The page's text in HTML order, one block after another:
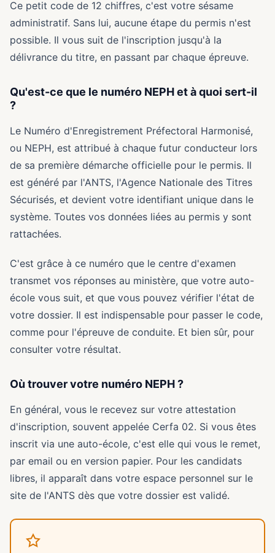
Ce petit code de 12 chiffres, c'est votre sésame
administratif. Sans lui, aucune étape du permis n'est
possible. Il vous suit de l'inscription jusqu'à la
délivrance du titre, en passant par chaque épreuve.
Qu'est-ce que le numéro NEPH et à quoi sert-il
?
Le Numéro d'Enregistrement Préfectoral Harmonisé,
ou NEPH, est attribué à chaque futur conducteur lors
de sa première démarche officielle pour le permis. Il
est généré par l'ANTS, l'Agence Nationale des Titres
Sécurisés, et devient votre identifiant unique dans le
système. Toutes vos données liées au permis y sont
rattachées.
C'est grâce à ce numéro que le centre d'examen
transmet vos réponses au ministère, que votre auto-
école vous suit, et que vous pouvez vérifier l'état de
votre dossier. Il est indispensable pour passer le code,
comme pour l'épreuve de conduite. Et bien sûr, pour
consulter votre résultat.
Où trouver votre numéro NEPH ?
En général, vous le recevez sur votre attestation
d'inscription, souvent appelée Cerfa 02. Si vous êtes
inscrit via une auto-école, c'est elle qui vous le remet,
par email ou en version papier. Pour les candidats
libres, il apparaît dans votre espace personnel sur le
site de l'ANTS dès que votre dossier est validé.